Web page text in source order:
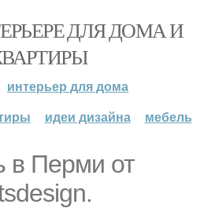
ДЛЯ ДОМА И
интерьер для дома
идеи дизайна мебель
в Перми от